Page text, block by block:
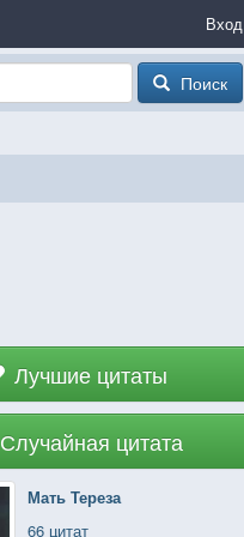
Вход
Поиск
Лучшие цитаты
Случайная цитата
Мать Тереза
66 цитат